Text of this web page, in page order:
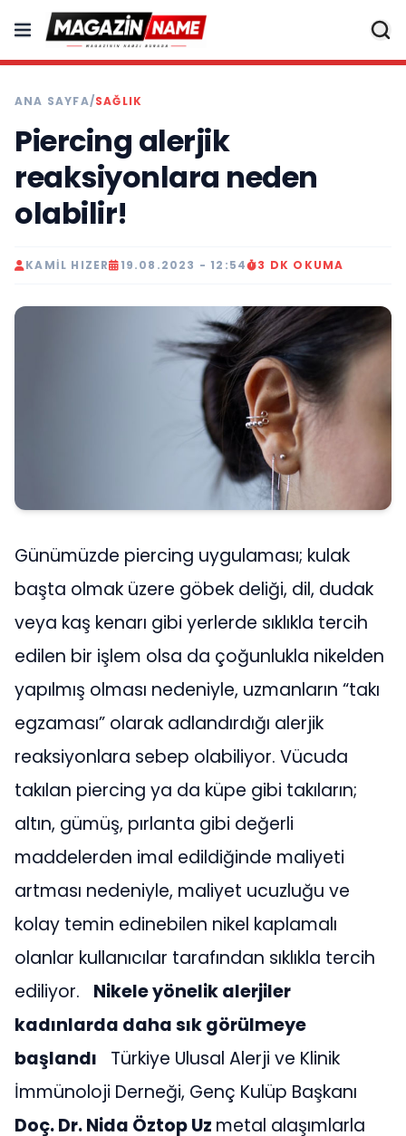
ANA SAYFA/SAĞLIK
Piercing alerjik
reaksiyonlara neden
olabilir!
KAMIL HIZER 19.08.2023 - 12:54 3 DK OKUMA
Günümüzde piercing uygulaması; kulak
başta olmak üzere göbek deliği, dil, dudak
veya kaş kenarı gibi yerlerde sıklıkla tercih
edilen bir işlem olsa da çoğunlukla nikelden
yapılmış olması nedeniyle, uzmanların “takı
egzaması” olarak adlandırdığı alerjik
reaksiyonlara sebep olabiliyor. Vücuda
takılan piercing ya da küpe gibi takıların;
altın, gümüş, pırlanta gibi değerli
maddelerden imal edildiğinde maliyeti
artması nedeniyle, maliyet ucuzluğu ve
kolay temin edinebilen nikel kaplamalı
olanlar kullanıcılar tarafından sıklıkla tercih
ediliyor. Nikele yönelik alerjiler
kadınlarda daha sık görülmeye
başlandı Türkiye Ulusal Alerji ve Klinik
İmmünoloji Derneği, Genç Kulüp Başkanı
Doç. Dr. Nida Öztop Uz metal alaşımlarla